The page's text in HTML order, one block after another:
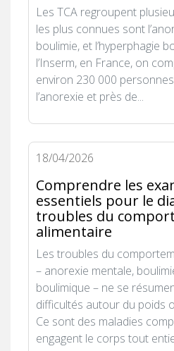
Les TCA regroupent
les plus connues sont
boulimie, et l’hyperphagie
l’Inserm, en France, on
environ 230 000
l’anorexie et près de...
18/04/2026
Comprendre les
essentiels pour le
troubles du
alimentaire
Les troubles du
– anorexie mentale,
boulimique – ne se
difficultés autour du poids
Ce sont des maladies
engagent le corps tout